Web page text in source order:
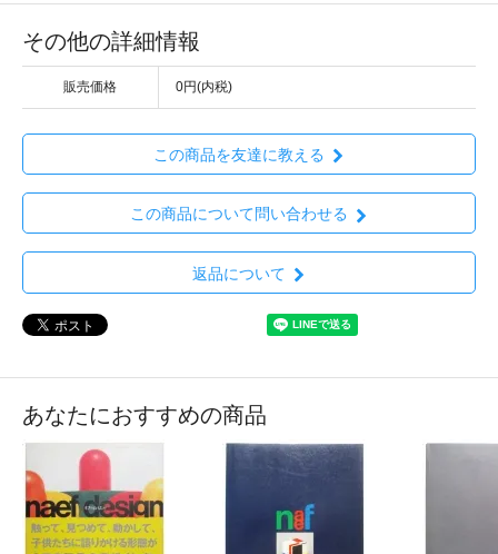
その他の詳細情報
販売価格 0円(内税)
この商品を友達に教える
この商品について問い合わせる
返品について
あなたにおすすめの商品